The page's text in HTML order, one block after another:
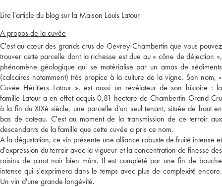
Lire l'article du blog sur la Maison Louis Latour
A propos de la cuvée
C'est au cœur des grands crus de Gevrey-Chambertin que vous pouvez
trouver cette parcelle dont la richesse est due au « cône de déjection »,
phénomène géologique qui se matérialise par un amas de sédiments
(calcaires notamment) très propice à la culture de la vigne. Son nom, «
Cuvée Héritiers Latour », est aussi un révélateur de son histoire : la
famille Latour a en effet acquis 0,81 hectare de Chambertin Grand Cru
à la fin du XIXè siècle, une parcelle d'un seul tenant, située de haut en
bas de coteau. C'est au moment de la transmission de ce terroir aux
descendants de la famille que cette cuvée a pris ce nom.
A la dégustation, ce vin présente une alliance robuste de fruité intense et
d'expression du terroir avec la vigueur et la concentration de finesse des
raisins de pinot noir bien mûrs. Il est complété par une fin de bouche
intense qui s'exprimera dans le temps avec plus de complexité encore.
Un vin d'une grande longévité.